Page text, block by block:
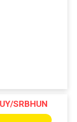
SRBHUN